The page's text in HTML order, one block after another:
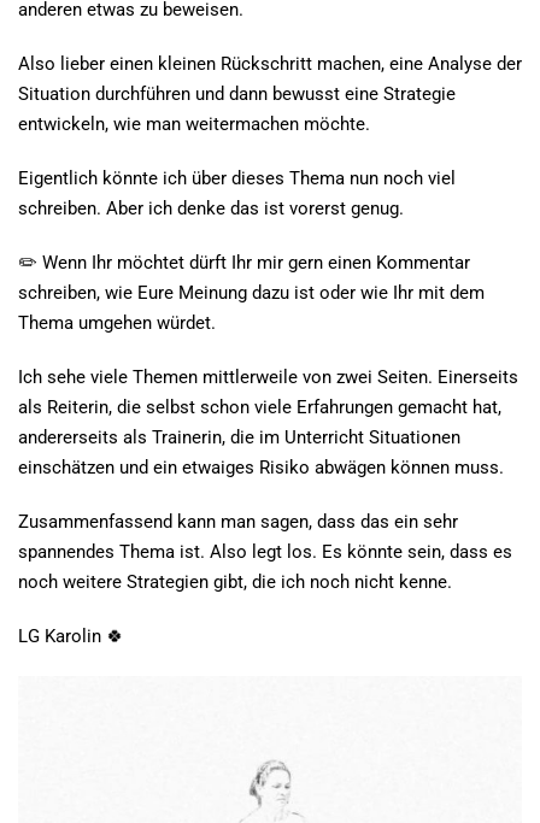
anderen etwas zu beweisen.
Also lieber einen kleinen Rückschritt machen, eine Analyse der
Situation durchführen und dann bewusst eine Strategie
entwickeln, wie man weitermachen möchte.
Eigentlich könnte ich über dieses Thema nun noch viel
schreiben. Aber ich denke das ist vorerst genug.
✏️ Wenn Ihr möchtet dürft Ihr mir gern einen Kommentar
schreiben, wie Eure Meinung dazu ist oder wie Ihr mit dem
Thema umgehen würdet.
Ich sehe viele Themen mittlerweile von zwei Seiten. Einerseits
als Reiterin, die selbst schon viele Erfahrungen gemacht hat,
andererseits als Trainerin, die im Unterricht Situationen
einschätzen und ein etwaiges Risiko abwägen können muss.
Zusammenfassend kann man sagen, dass das ein sehr
spannendes Thema ist. Also legt los. Es könnte sein, dass es
noch weitere Strategien gibt, die ich noch nicht kenne.
LG Karolin 🍀